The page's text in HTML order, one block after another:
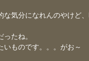
な気分になれんのやけど
たね。
いものです。。。がお～